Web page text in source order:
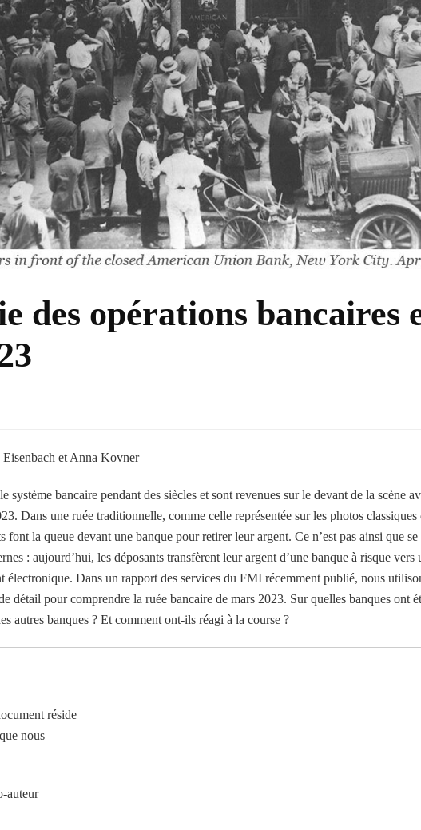
des opérations bancaires
et Anna Kovner
système bancaire pendant des siècles et sont revenues sur le devant de la scène
Dans une ruée traditionnelle, comme celle représentée sur les photos
font la queue devant une banque pour retirer leur argent. Ce n’est pas ainsi que
: aujourd’hui, les déposants transfèrent leur argent d’une banque à risque vers
électronique. Dans un rapport des services du FMI récemment publié, nous
détail pour comprendre la ruée bancaire de mars 2023. Sur quelles banques ont
autres banques ? Et comment ont-ils réagi à la course ?
réside
nous
auteur